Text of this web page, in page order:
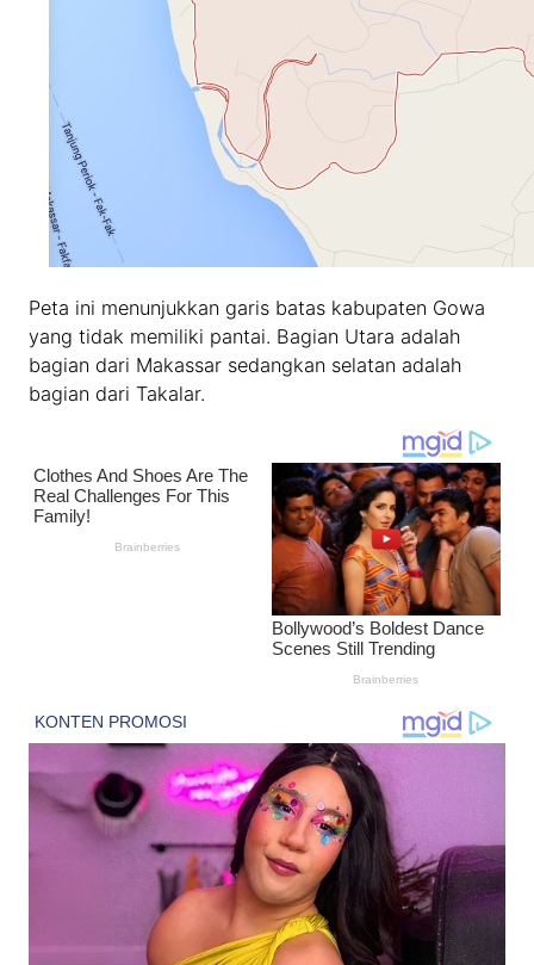
Peta ini menunjukkan garis batas kabupaten Gowa
yang tidak memiliki pantai. Bagian Utara adalah
bagian dari Makassar sedangkan selatan adalah
bagian dari Takalar.